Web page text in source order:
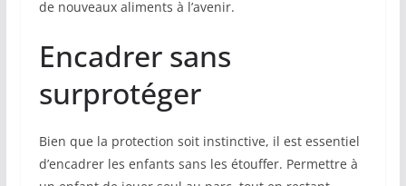
de nouveaux aliments à l’avenir.
Encadrer sans
surprotéger
Bien que la protection soit instinctive, il est essentiel
d’encadrer les enfants sans les étouffer. Permettre à